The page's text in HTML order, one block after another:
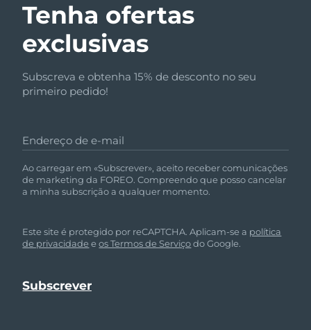
Tenha ofertas
exclusivas
Subscreva e obtenha 15% de desconto no seu
primeiro pedido!
Endereço de e-mail
Ao carregar em «Subscrever», aceito receber comunicações
de marketing da FOREO. Compreendo que posso cancelar
a minha subscrição a qualquer momento.
Este site é protegido por reCAPTCHA. Aplicam-se a política
de privacidade eos Termos de Serviçodo Google.